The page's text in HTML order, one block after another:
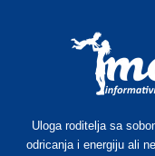
Uloga roditelja sa
odricanja i energiju ali